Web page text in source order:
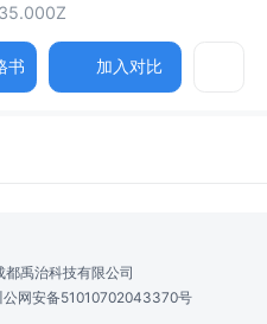
书 加入对比
禹治科技有限公司
公网安备51010702043370号